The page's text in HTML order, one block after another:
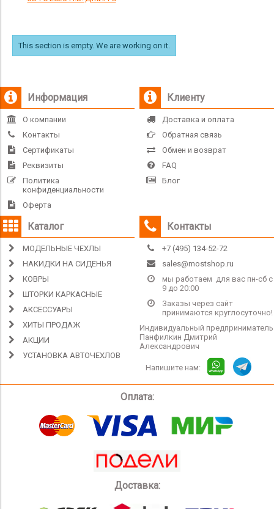
This section is empty. We are working on it.
Информация
О компании
Контакты
Сертификаты
Реквизиты
Политика
конфиденциальности
Оферта
Клиенту
Доставка и оплата
Обратная связь
Обмен и возврат
FAQ
Блог
Каталог
МОДЕЛЬНЫЕ ЧЕХЛЫ
НАКИДКИ НА СИДЕНЬЯ
КОВРЫ
ШТОРКИ КАРКАСНЫЕ
АКСЕССУАРЫ
ХИТЫ ПРОДАЖ
АКЦИИ
УСТАНОВКА АВТОЧЕХЛОВ
Контакты
+7 (495) 134-52-72
sales@mostshop.ru
мы работаем для вас пн-сб с
9 до 20:00
Заказы через сайт
принимаются круглосуточно!
Индивидуальный предприниматель
Панфилкин Дмитрий
Александрович
Напишите нам:
Оплата:
Доставка: